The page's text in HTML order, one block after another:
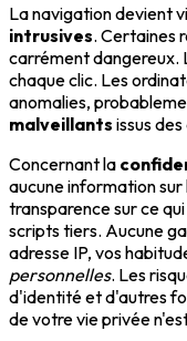
La navigation devient
intrusives. Certaines
carrément dangereux.
chaque clic. Les
anomalies,
malveillants issus
Concernant la
aucune information
transparence sur ce
scripts tiers. Aucune
adresse IP, vos
personnelles. Les
d'identité et d'autres
de votre vie privée